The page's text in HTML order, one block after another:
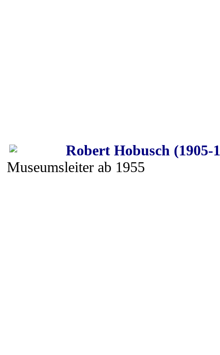
Robert Hobusch (1905-
Museumsleiter ab 1955